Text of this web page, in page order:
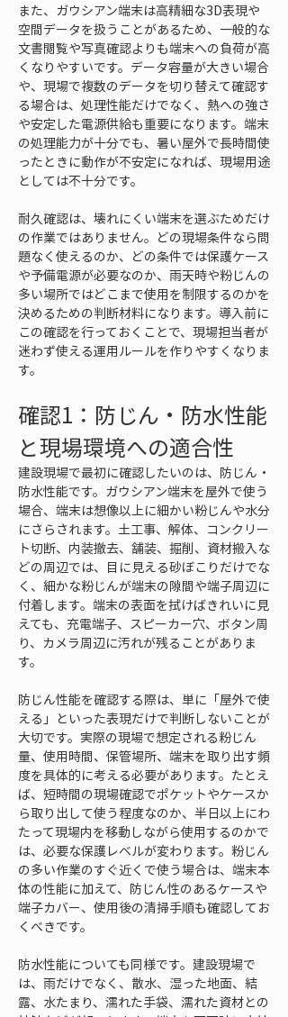
また、ガウシアン端末は高精細な3D表現や
空間データを扱うことがあるため、一般的な
文書閲覧や写真確認よりも端末への負荷が高
くなりやすいです。データ容量が大きい場合
や、現場で複数のデータを切り替えて確認す
る場合は、処理性能だけでなく、熱への強さ
や安定した電源供給も重要になります。端末
の処理能力が十分でも、暑い屋外で長時間使
ったときに動作が不安定になれば、現場用途
としては不十分です。
耐久確認は、壊れにくい端末を選ぶためだけ
の作業ではありません。どの現場条件なら問
題なく使えるのか、どの条件では保護ケース
や予備電源が必要なのか、雨天時や粉じんの
多い場所ではどこまで使用を制限するのかを
決めるための判断材料になります。導入前に
この確認を行っておくことで、現場担当者が
迷わず使える運用ルールを作りやすくなりま
す。
確認1：防じん・防水性能
と現場環境への適合性
建設現場で最初に確認したいのは、防じん・
防水性能です。ガウシアン端末を屋外で使う
場合、端末は想像以上に細かい粉じんや水分
にさらされます。土工事、解体、コンクリー
ト切断、内装撤去、舗装、掘削、資材搬入な
どの周辺では、目に見える砂ぼこりだけでな
く、細かな粉じんが端末の隙間や端子周辺に
付着します。端末の表面を拭けばきれいに見
えても、充電端子、スピーカー穴、ボタン周
り、カメラ周辺に汚れが残ることがありま
す。
防じん性能を確認する際は、単に「屋外で使
える」といった表現だけで判断しないことが
大切です。実際の現場で想定される粉じん
量、使用時間、保管場所、端末を取り出す頻
度を具体的に考える必要があります。たとえ
ば、短時間の現場確認でポケットやケースか
ら取り出して使う程度なのか、半日以上にわ
たって現場内を移動しながら使用するのかで
は、必要な保護レベルが変わります。粉じん
の多い作業のすぐ近くで使う場合は、端末本
体の性能に加えて、防じん性のあるケースや
端子カバー、使用後の清掃手順も確認してお
くべきです。
防水性能についても同様です。建設現場で
は、雨だけでなく、散水、湿った地面、結
露、水たまり、濡れた手袋、濡れた資材との